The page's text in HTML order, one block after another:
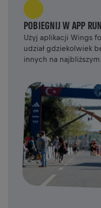
POBIEGNIJ W APP
Użyj aplikacji Wings
udział gdziekolwiek
innych na